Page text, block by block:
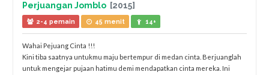
Perjuangan Jomblo [2015]
2-4 pemain 45 menit 14+
Wahai Pejuang Cinta !!!
Kini tiba saatnya untukmu maju bertempur di medan cinta. Berjuanglah
untuk mengejar pujaan hatimu demi mendapatkan cinta mereka. Ini